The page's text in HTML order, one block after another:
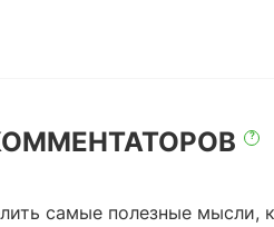
?
самые полезные мысли,